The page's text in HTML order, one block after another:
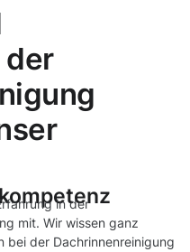
der
in der
mit. Wir wissen ganz
bei der Dachrinnenreinigung